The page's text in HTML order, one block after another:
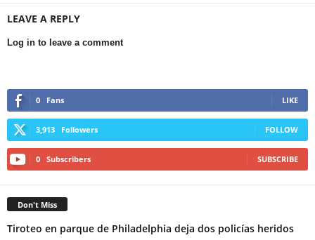
LEAVE A REPLY
Log in to leave a comment
0 Fans LIKE
3,913 Followers FOLLOW
0 Subscribers SUBSCRIBE
Don't Miss
Tiroteo en parque de Philadelphia deja dos policías heridos